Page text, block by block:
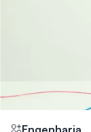
Engenharia